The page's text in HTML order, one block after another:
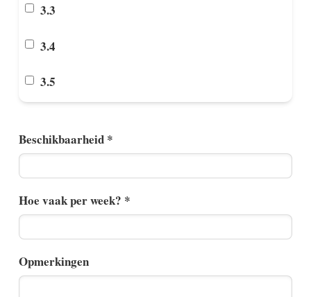
3.3
3.4
3.5
Beschikbaarheid *
Hoe vaak per week? *
Opmerkingen